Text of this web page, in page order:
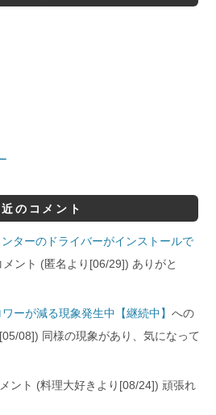
のコメント
ターのドライバーがインストールで
メント (匿名より[06/29]) ありがと
ワーが減る現象発生中【継続中】への
08]) 同様の現象があり、気になって
ント (料理大好きより[08/24]) 頑張れ